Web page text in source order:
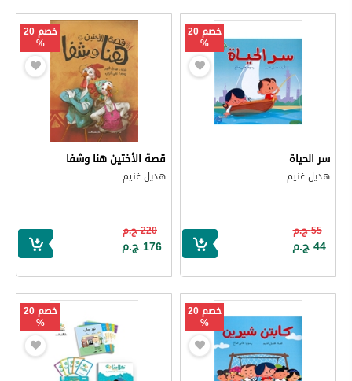
خصم 20
%
سر الحياة
هديل غنيم
55 ج.م
44 ج.م
خصم 20
%
قصة الأختين هنا وشفا
هديل غنيم
220 ج.م
176 ج.م
خصم 20
%
خصم 20
%